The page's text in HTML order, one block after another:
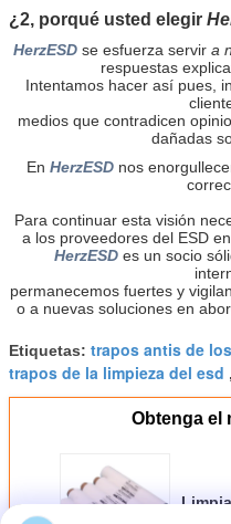
¿2, porqué usted elegir
HerzESD se esfuerza servir a
respuestas
Intentamos hacer así pues,
medios que contradicen
dañadas
En HerzESDnos
Para continuar esta visión
a los proveedores del ESD
HerzESDes un socio
permanecemos fuertes y
o a nuevas soluciones en
Etiquetas: trapos antis de
trapos de la limpieza del esd ,
Obtenga el